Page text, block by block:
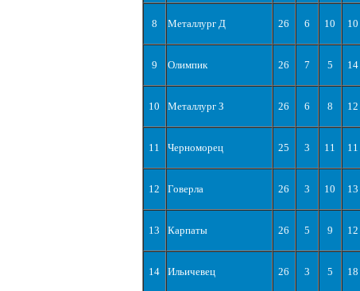
8 Металлург Д 26 6 10 10
9 Олимпик 26 7 5 14
10 Металлург З 26 6 8 12
11 Черноморец 25 3 11 11
12 Говерла 26 3 10 13
13 Карпаты 26 5 9 12
14 Ильичевец 26 3 5 18